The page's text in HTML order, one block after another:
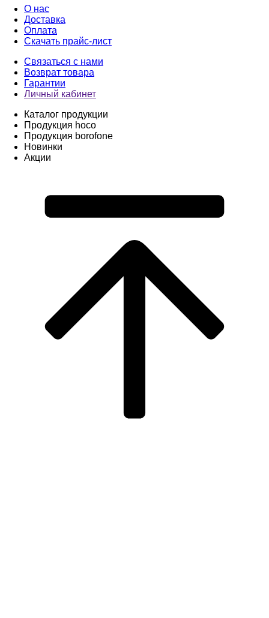
О нас
Доставка
Оплата
Скачать прайс-лист
Связаться с нами
Возврат товара
Гарантии
Личный кабинет
Каталог продукции
Продукция hoco
Продукция borofone
Новинки
Акции